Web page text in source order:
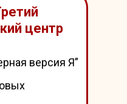
версия Я”
центр